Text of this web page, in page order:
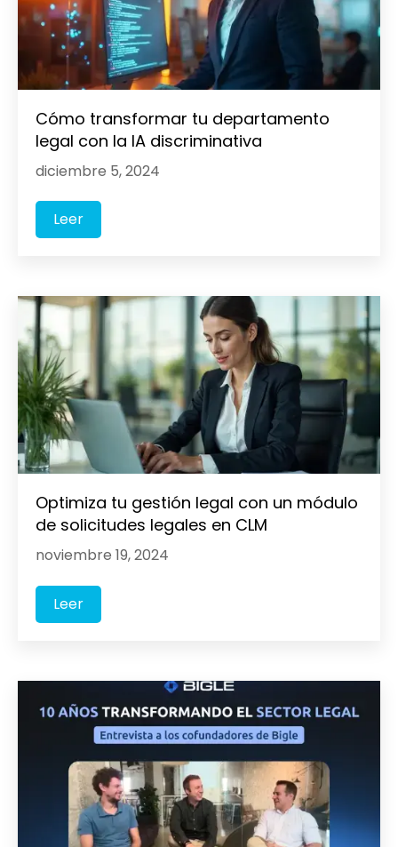
Cómo transformar tu departamento
legal con la IA discriminativa
diciembre 5, 2024
Leer
Optimiza tu gestión legal con un módulo
de solicitudes legales en CLM
noviembre 19, 2024
Leer